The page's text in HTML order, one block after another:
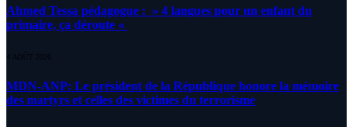
Ahmed Tessa pédagogue : » 4 langues pour un enfant du
primaire, ça déroute «
4 AOÛT 2026
MDN-ANP: Le président de la République honore la mémoire
des martyrs et celles des victimes du terrorisme